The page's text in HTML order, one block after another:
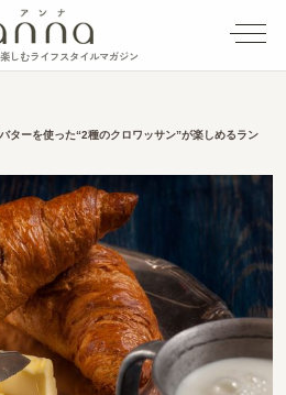
しむライフスタイルマガジン
ターを使った“2種のクロワッサン”が楽しめるラン